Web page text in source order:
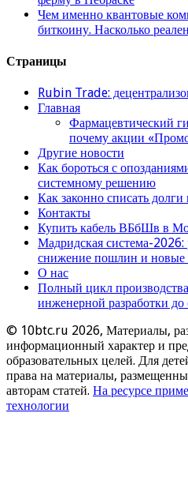
Чем именно квантовые
биткоину. Насколько
Страницы
Rubin Trade:
Главная
Фармацевтический
почему акции
Другие новости
Как бороться с
системному решению
Как законно списать долги
Контакты
Купить кабель ВБбШв в
Мадридская система-
снижение пошлин и новые
О нас
Полный цикл
инженерной разработки
© 10btc.ru 2026, Материалы,
информационный характер и
образовательных целей. Для
права на материалы,
авторам статей. На ресурсе
технологии